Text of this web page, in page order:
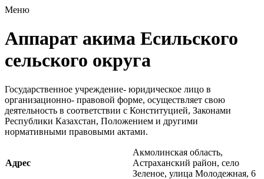
Меню
Аппарат акима Есильского
сельского округа
Государственное учреждение- юридическое лицо в
организационно- правовой форме, осуществляет свою
деятельность в соответствии с Конституцией, Законами
Республики Казахстан, Положением и другими
нормативными правовыми актами.
Адрес
Акмолинская область,
Астраханский район, село
Зеленое, улица Молодежная, 6